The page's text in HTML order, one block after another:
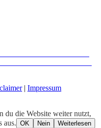
| Impressum
du die Website weiter nutzt,
aus. OK Nein Weiterlesen